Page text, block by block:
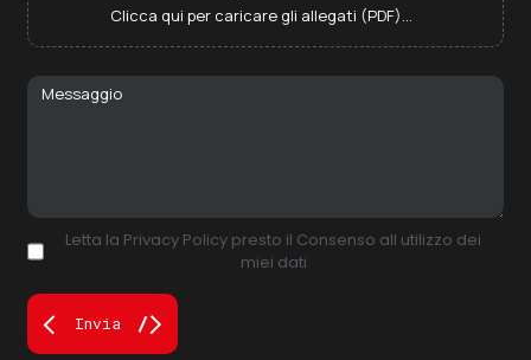
Clicca qui per caricare gli allegati (PDF)...
Letta la Privacy Policy presto il Consenso all utilizzo dei
miei dati
Invia